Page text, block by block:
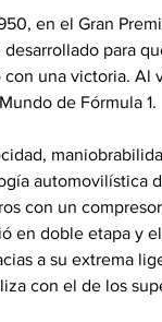
en el Gran
para
una victoria. Al
de Fórmula 1.
automovilística
con un
en doble etapa y
a su extrema
con el de los